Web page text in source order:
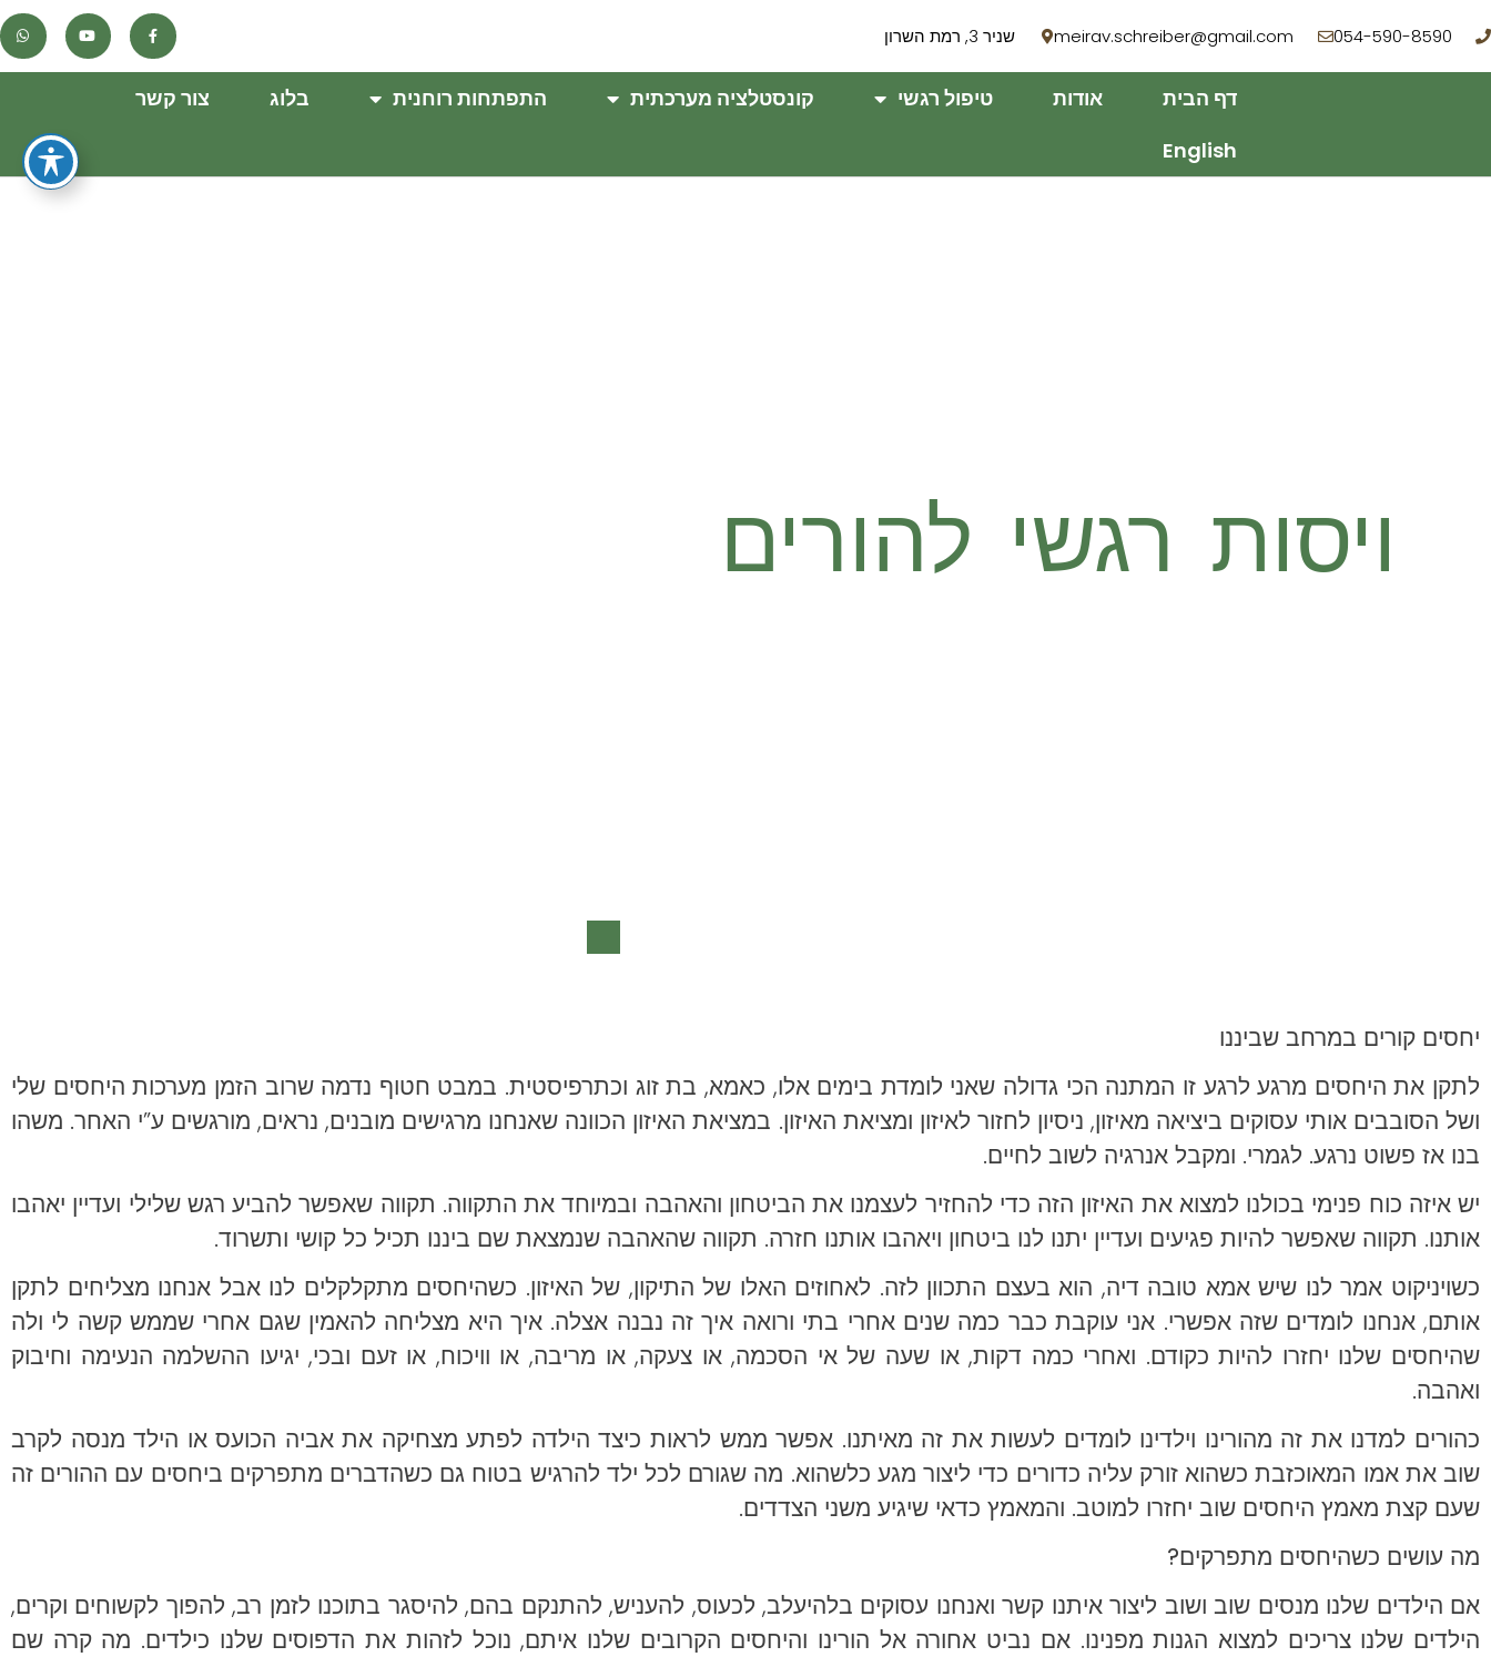
054-590-8590
meirav.schreiber@gmail.com שניר 3, רמת השרון
דף הבית אודות טיפול רגשי קונסטלציה מערכתית התפתחות רוחנית בלוג
צור קשר
English
ויסות רגשי להורים
יחסים קורים במרחב שביננו
לתקן את היחסים מרגע לרגע זו המתנה הכי גדולה שאני לומדת בימים אלו, כאמא, בת זוג וכתרפיסטית. במבט חטוף נדמה שרוב הזמן מערכות היחסים שלי
ושל הסובבים אותי עסוקים ביציאה מאיזון, ניסיון לחזור לאיזון ומציאת האיזון. במציאת האיזון הכוונה שאנחנו מרגישים מובנים, נראים, מורגשים ע”י האחר. משהו
בנו אז פשוט נרגע. לגמרי. ומקבל אנרגיה לשוב לחיים.
יש איזה כוח פנימי בכולנו למצוא את האיזון הזה כדי להחזיר לעצמנו את הביטחון והאהבה ובמיוחד את התקווה. תקווה שאפשר להביע רגש שלילי ועדיין יאהבו
אותנו. תקווה שאפשר להיות פגיעים ועדיין יתנו לנו ביטחון ויאהבו אותנו חזרה. תקווה שהאהבה שנמצאת שם ביננו תכיל כל קושי ותשרוד.
כשויניקוט אמר לנו שיש אמא טובה דיה, הוא בעצם התכוון לזה. לאחוזים האלו של התיקון, של האיזון. כשהיחסים מתקלקלים לנו אבל אנחנו מצליחים לתקן
אותם, אנחנו לומדים שזה אפשרי. אני עוקבת כבר כמה שנים אחרי בתי ורואה איך זה נבנה אצלה. איך היא מצליחה להאמין שגם אחרי שממש קשה לי ולה
שהיחסים שלנו יחזרו להיות כקודם. ואחרי כמה דקות, או שעה של אי הסכמה, או צעקה, או מריבה, או וויכוח, או זעם ובכי, יגיעו ההשלמה הנעימה וחיבוק
ואהבה.
כהורים למדנו את זה מהורינו וילדינו לומדים לעשות את זה מאיתנו. אפשר ממש לראות כיצד הילדה לפתע מצחיקה את אביה הכועס או הילד מנסה לקרב
שוב את אמו המאוכזבת כשהוא זורק עליה כדורים כדי ליצור מגע כלשהוא. מה שגורם לכל ילד להרגיש בטוח גם כשהדברים מתפרקים ביחסים עם ההורים זה
שעם קצת מאמץ היחסים שוב יחזרו למוטב. והמאמץ כדאי שיגיע משני הצדדים.
מה עושים כשהיחסים מתפרקים?
אם הילדים שלנו מנסים שוב ושוב ליצור איתנו קשר ואנחנו עסוקים בלהיעלב, לכעוס, להעניש, להתנקם בהם, להיסגר בתוכנו לזמן רב, להפוך לקשוחים וקרים,
הילדים שלנו צריכים למצוא הגנות מפנינו. אם נביט אחורה אל הורינו והיחסים הקרובים שלנו איתם, נוכל לזהות את הדפוסים שלנו כילדים. מה קרה שם